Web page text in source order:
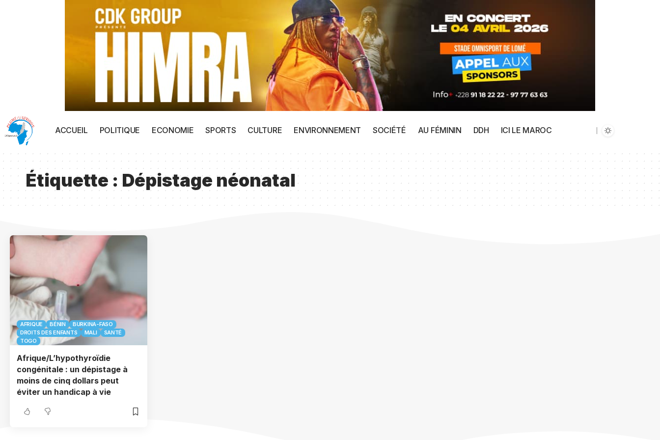
ACCUEIL POLITIQUE ECONOMIE SPORTS CULTURE ENVIRONNEMENT SOCIÉTÉ AU FÉMININ DDH ICI LE MAROC
Étiquette :Dépistage néonatal
AFRIQUE BÉNIN
BURKINA-FASO
DROITS DES ENFANTS
MALI
SANTÉ
TOGO
Afrique/L’hypothyroïdie
congénitale : un dépistage à
moins de cinq dollars peut
éviter un handicap à vie